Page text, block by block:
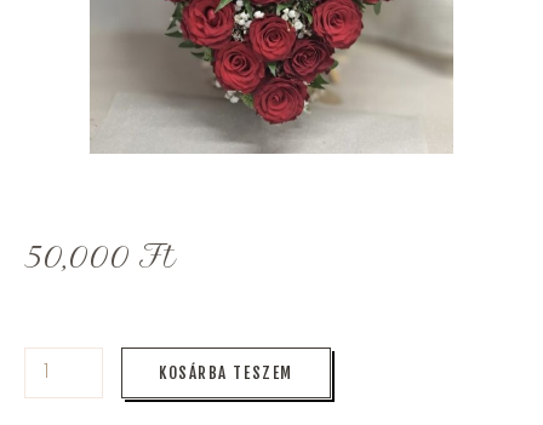
50,000 Ft
KOSÁRBA TESZEM